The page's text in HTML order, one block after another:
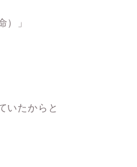
）」
いたからと